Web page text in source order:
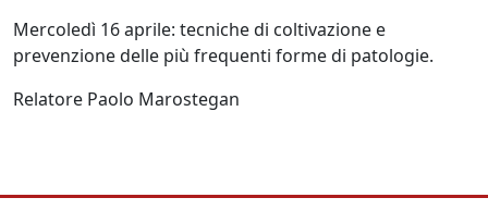
Mercoledì 16 aprile: tecniche di coltivazione e
prevenzione delle più frequenti forme di patologie.
Relatore Paolo Marostegan